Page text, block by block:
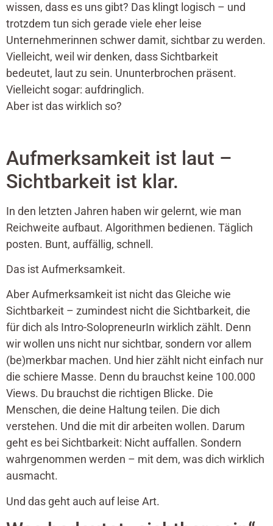
wissen, dass es uns gibt? Das klingt logisch – und
trotzdem tun sich gerade viele eher leise
Unternehmerinnen schwer damit, sichtbar zu werden.
Vielleicht, weil wir denken, dass Sichtbarkeit
bedeutet, laut zu sein. Ununterbrochen präsent.
Vielleicht sogar: aufdringlich.
Aber ist das wirklich so?
Aufmerksamkeit ist laut –
Sichtbarkeit ist klar.
In den letzten Jahren haben wir gelernt, wie man
Reichweite aufbaut. Algorithmen bedienen. Täglich
posten. Bunt, auffällig, schnell.
Das ist Aufmerksamkeit.
Aber Aufmerksamkeit ist nicht das Gleiche wie
Sichtbarkeit – zumindest nicht die Sichtbarkeit, die
für dich als Intro-SolopreneurIn wirklich zählt. Denn
wir wollen uns nicht nur sichtbar, sondern vor allem
(be)merkbar machen. Und hier zählt nicht einfach nur
die schiere Masse. Denn du brauchst keine 100.000
Views. Du brauchst die richtigen Blicke. Die
Menschen, die deine Haltung teilen. Die dich
verstehen. Und die mit dir arbeiten wollen. Darum
geht es bei Sichtbarkeit: Nicht auffallen. Sondern
wahrgenommen werden – mit dem, was dich wirklich
ausmacht.
Und das geht auch auf leise Art.